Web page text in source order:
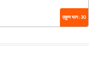
एकूण भाग : 30